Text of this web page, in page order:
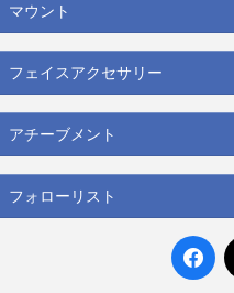
マウント
フェイスアクセサリー
アチーブメント
フォローリスト